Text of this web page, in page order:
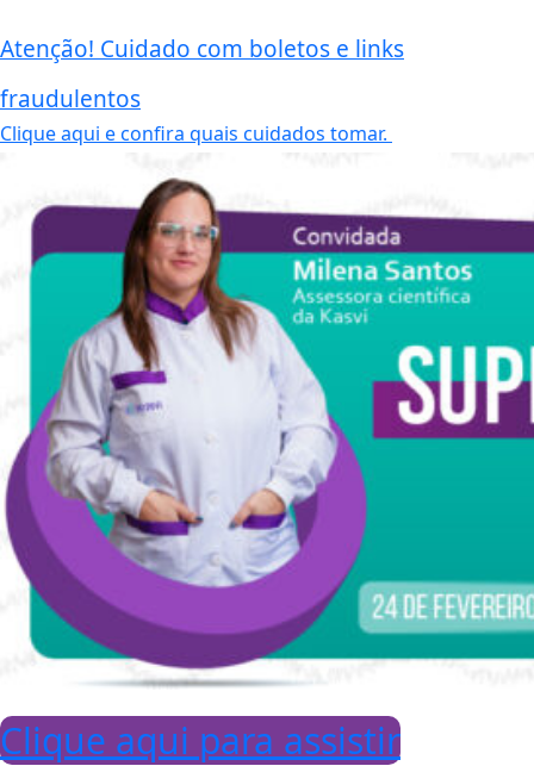
Atenção! Cuidado com boletos e links
fraudulentos
Clique aqui e confira quais cuidados tomar.
Clique aqui para assistir